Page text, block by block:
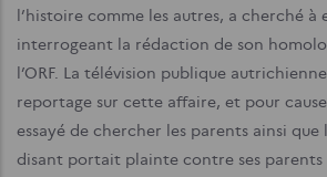
l’histoire comme les autres, a cherché à
interrogeant la rédaction de son
l’ORF. La télévision publique
reportage sur cette affaire, et pour
essayé de chercher les parents ainsi
disant portait plainte contre ses parents